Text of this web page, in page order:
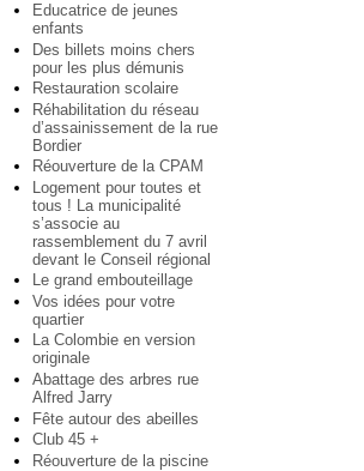
Educatrice de jeunes
enfants
Des billets moins chers
pour les plus démunis
Restauration scolaire
Réhabilitation du réseau
d’assainissement de la rue
Bordier
Réouverture de la CPAM
Logement pour toutes et
tous ! La municipalité
s’associe au
rassemblement du 7 avril
devant le Conseil régional
Le grand embouteillage
Vos idées pour votre
quartier
La Colombie en version
originale
Abattage des arbres rue
Alfred Jarry
Fête autour des abeilles
Club 45 +
Réouverture de la piscine